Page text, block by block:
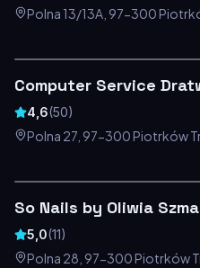
Polna 13/13A, 97-300
Computer Service
4,6(50)
Polna 27, 97-300 Piotrków
So Nails by Oliwia
5,0(11)
Polna 28, 97-300 Piotrków